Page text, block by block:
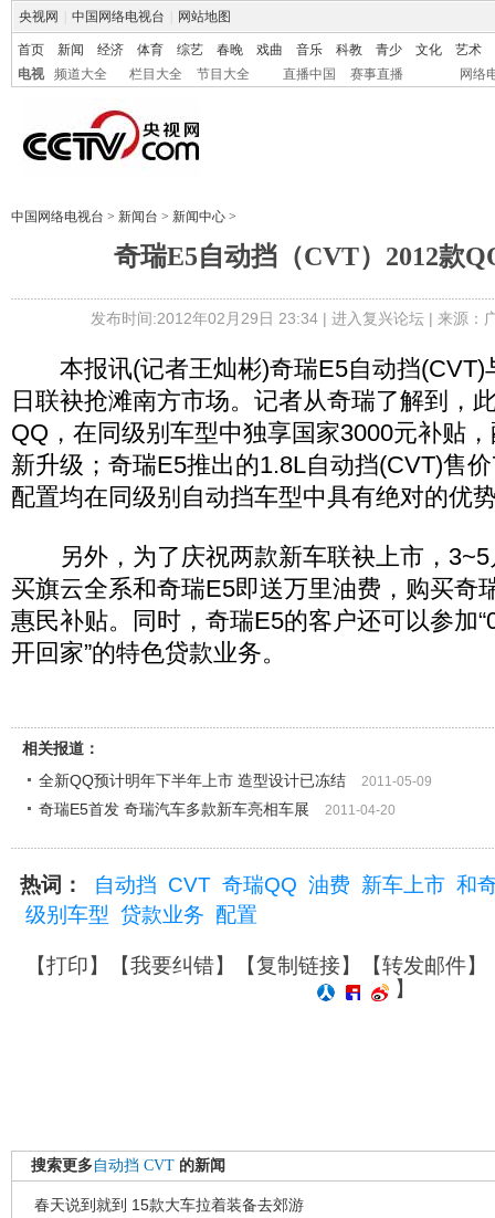
央视网 中国网络电视台 网站地图
首页 新闻 经济 体育 综艺 春晚 戏曲 音乐 科教 青少 文化
艺术
电视
频道大全 栏目大全 节目大全 直播中国 赛事直播 网络
中国网络电视台 > 新闻台 > 新闻中心 >
奇瑞E5自动挡（CVT）2012款
发布时间:2012年02月29日 23:34 | 进入复兴论坛| 来源：
本报讯(记者王灿彬)奇瑞E5自动挡(CVT)
日联袂抢滩南方市场。记者从奇瑞了解到，
QQ，在同级别车型中独享国家3000元补贴
新升级；奇瑞E5推出的1.8L自动挡(CVT)售
配置均在同级别自动挡车型中具有绝对的优
另外，为了庆祝两款新车联袂上市，3~5
买旗云全系和奇瑞E5即送万里油费，购买奇
惠民补贴。同时，奇瑞E5的客户还可以参加
开回家”的特色贷款业务。
相关报道：
全新QQ预计明年下半年上市 造型设计已冻结
2011-05-09
奇瑞E5首发 奇瑞汽车多款新车亮相车展 2011-04-20
热词： 自动挡 CVT 奇瑞QQ 油费 新车上市 和
级别车型 贷款业务 配置
【打印】【我要纠错】【复制链接】【转发邮件】
】
搜索更多自动挡 CVT 的新闻
春天说到就到 15款大车拉着装备去郊游